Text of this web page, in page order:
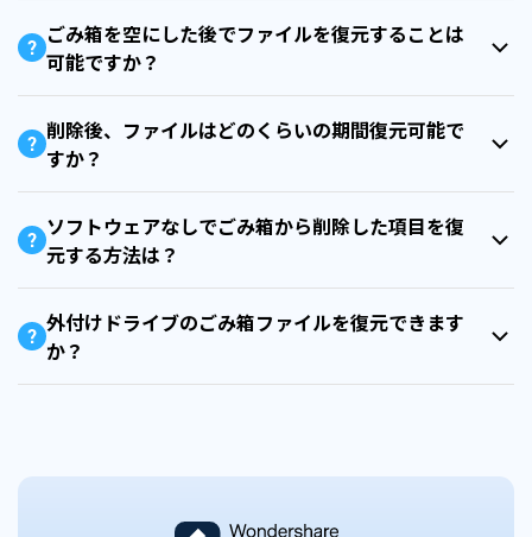
ごみ箱を空にした後でファイルを復元することは
可能ですか？
削除後、ファイルはどのくらいの期間復元可能で
すか？
ソフトウェアなしでごみ箱から削除した項目を復
元する方法は？
外付けドライブのごみ箱ファイルを復元できます
か？